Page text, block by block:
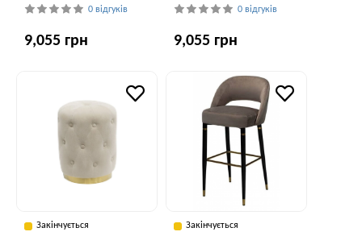
0 відгуків
9,055 грн
0 відгуків
9,055 грн
Закінчується Закінчується